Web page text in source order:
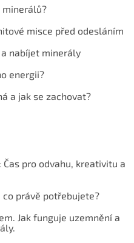
minerálů?
misce před odesláním
nabíjet minerály
energii?
a jak se zachovat?
pro odvahu, kreativitu a
právě potřebujete?
Jak funguje uzemnění a